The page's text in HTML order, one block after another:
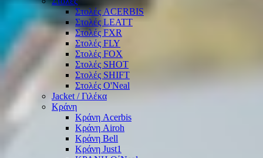
Στολές ACERBIS
Στολές LEATT
Στολές FXR
Στολές FLY
Στολές FOX
Στολές SHOT
Στολές SHIFT
Στολές O'Neal
Jacket / Γιλέκα
Κράνη
Κράνη Acerbis
Κράνη Airoh
Κράνη Bell
Κράνη Just1